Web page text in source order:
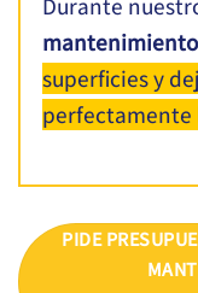
Durante
superficies y
PIDE